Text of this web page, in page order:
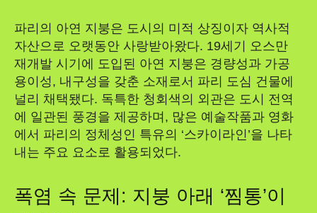
파리의 아연 지붕은 도시의 미적 상징이자 역사적
자산으로 오랫동안 사랑받아왔다. 19세기 오스만
재개발 시기에 도입된 아연 지붕은 경량성과 가공
용이성, 내구성을 갖춘 소재로서 파리 도심 건물에
널리 채택됐다. 독특한 청회색의 외관은 도시 전역
에 일관된 풍경을 제공하며, 많은 예술작품과 영화
에서 파리의 정체성인 특유의 ‘스카이라인’을 나타
내는 주요 요소로 활용되었다.
폭염 속 문제: 지붕 아래 ‘찜통’이